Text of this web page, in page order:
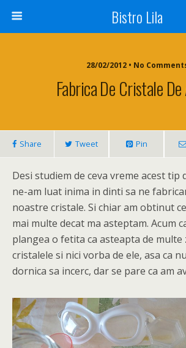
Bistro Lila
28/02/2012 • No
Fabrica De Cristale
Share Tweet Pin
Desi studiem de ceva vreme acest tip
ne-am luat inima in dinti sa ne
noastre cristale. Si chiar am obtinut
mai multe decat ma asteptam. Acum
plangea o fetita ca asteapta de multe
cristalele si nici vorba de ele, asa ca
dornica sa incerc, dar se pare ca am